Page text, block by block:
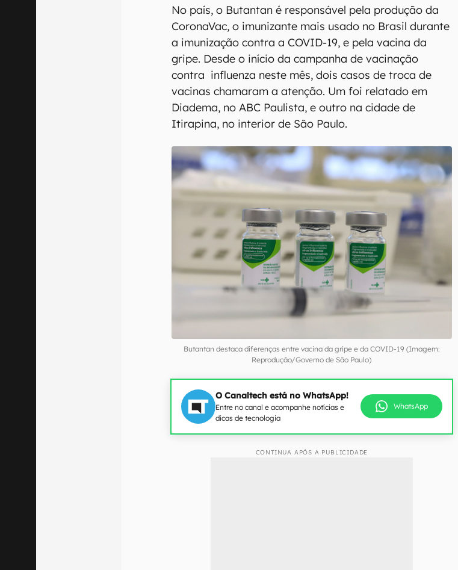
No país, o Butantan é responsável pela produção da
CoronaVac, o imunizante mais usado no Brasil durante
a imunização contra a COVID-19, e pela vacina da
gripe. Desde o início da campanha de vacinação
contra influenza neste mês, dois casos de troca de
vacinas chamaram a atenção. Um foi relatado em
Diadema, no ABC Paulista, e outro na cidade de
Itirapina, no interior de São Paulo.
Butantan destaca diferenças entre vacina da gripe e da COVID-19 (Imagem:
Reprodução/Governo de São Paulo)
O Canaltech está no WhatsApp!
Entre no canal e acompanhe notícias e
dicas de tecnologia
WhatsApp
CONTINUA APÓS A PUBLICIDADE